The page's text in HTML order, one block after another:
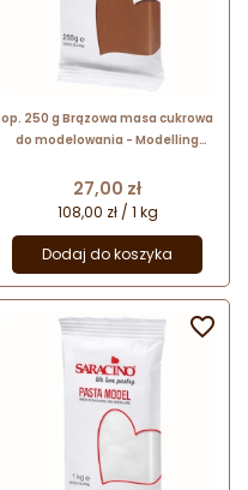
op. 250 g Brązowa masa cukrowa
do modelowania - Modelling
elastyczna
Cena
27,00 zł
108,00 zł / 1 kg
Dodaj do koszyka
